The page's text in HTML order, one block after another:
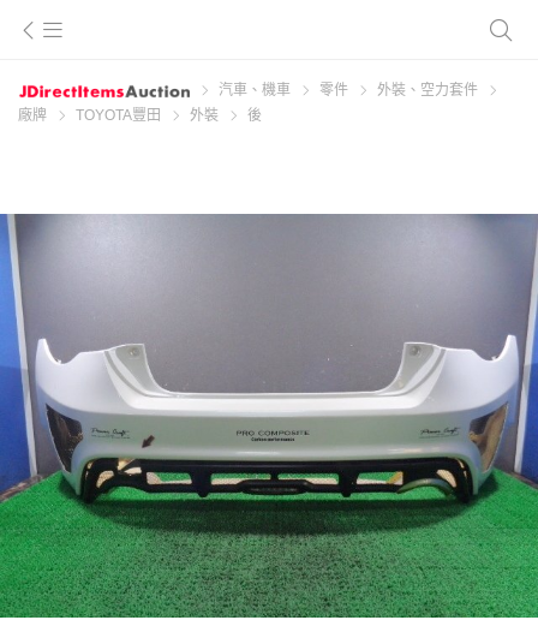
汽車、機車 零件
外裝、空力套件
廠牌
TOYOTA豐田 外裝 後